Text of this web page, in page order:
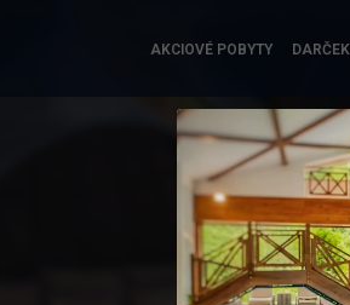
AKCIOVÉ POBYTY